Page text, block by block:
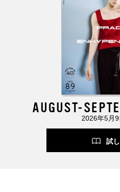
AUGUST-
2026年5月
試